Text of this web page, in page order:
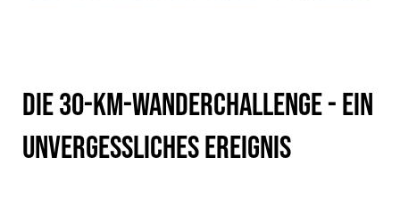
Die 30-km-Wanderchallenge - Ein
unvergessliches Ereignis